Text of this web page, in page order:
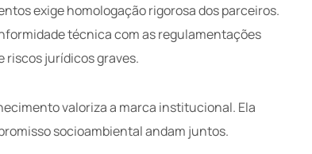
exige homologação rigorosa dos parceiros.
técnica com as regulamentações
riscos jurídicos graves.
valoriza a marca institucional. Ela
socioambiental andam juntos.